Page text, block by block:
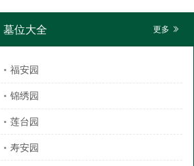
墓位大全 更多
福安园
锦绣园
莲台园
寿安园